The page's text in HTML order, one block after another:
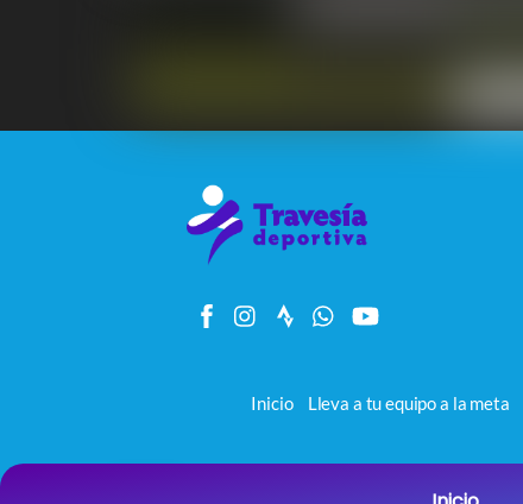
Inicio Lleva a tu equipo a la meta